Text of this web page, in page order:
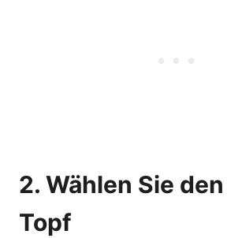
2. Wählen Sie
Topf